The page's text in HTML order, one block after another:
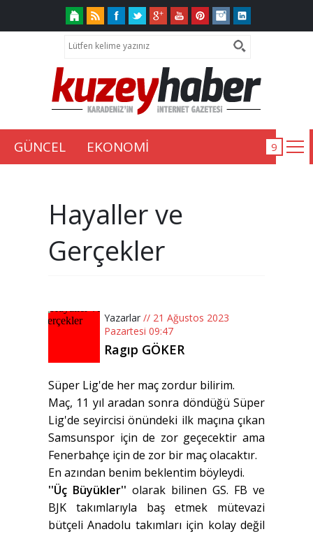
GÜNCEL EKONOMİ
Hayaller ve
Gerçekler
Yazarlar // 21 Ağustos 2023
Pazartesi 09:47
Ragıp GÖKER
Süper Lig'de her maç zordur bilirim.
Maç, 11 yıl aradan sonra döndüğü Süper
Lig'de seyircisi önündeki ilk maçına çıkan
Samsunspor için de zor geçecektir ama
Fenerbahçe için de zor bir maç olacaktır.
En azından benim beklentim böyleydi.
''Üç Büyükler'' olarak bilinen GS. FB ve
BJK takımlarıyla baş etmek mütevazi
bütçeli Anadolu takımları için kolay değil